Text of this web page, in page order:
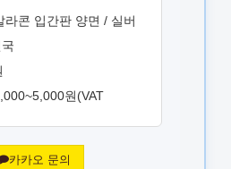
라콘 입간판 양면 / 실버
원(VAT
카카오 문의